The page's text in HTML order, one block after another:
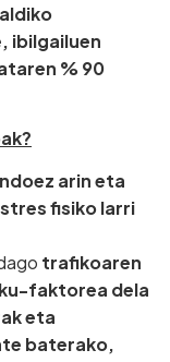
ibilgailuen
% 90
arin eta
fisiko larri
trafikoaren
faktorea dela
eta
baterako,